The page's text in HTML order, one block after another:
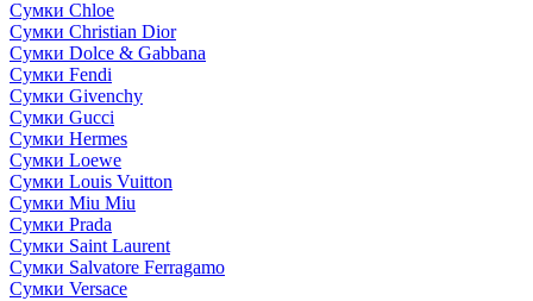
Сумки Chloe
Сумки Christian Dior
Сумки Dolce & Gabbana
Сумки Fendi
Сумки Givenchy
Сумки Gucci
Сумки Hermes
Сумки Loewe
Сумки Louis Vuitton
Сумки Miu Miu
Сумки Prada
Сумки Saint Laurent
Сумки Salvatore Ferragamo
Сумки Versace